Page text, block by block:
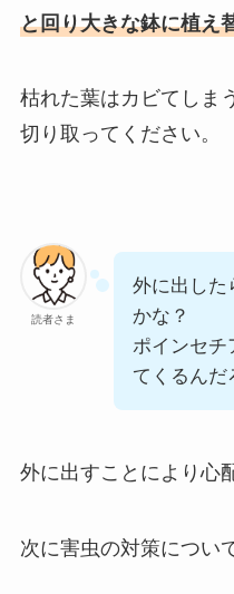
と回り大きな鉢に植え
枯れた葉はカビてしま
切り取ってください。
読者さま
外に出した
かな？
ポインセチ
てくるん
外に出すことにより心
次に害虫の対策につい